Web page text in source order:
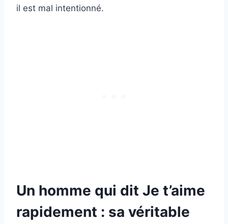
il est mal intentionné.
Un homme qui dit Je t’aime
rapidement : sa véritable